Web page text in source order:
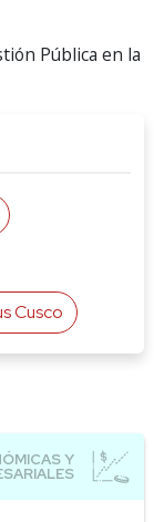
Pública en la
Cusco